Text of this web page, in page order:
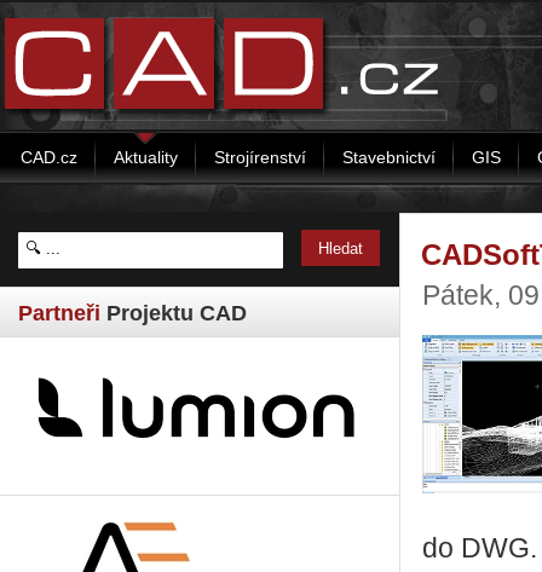
CAD.cz Aktuality Strojírenství Stavebnictví GIS
Partneři Projektu CAD
Pátek,
do